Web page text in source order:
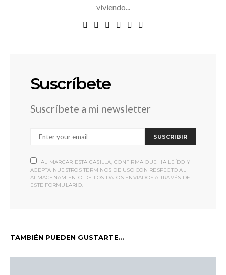
viviendo...
Suscríbete
Suscríbete a mi newsletter
SUSCRIBIR
AL MARCAR ESTA CASILLA, CONFIRMA QUE HA LEÍDO Y
ACEPTA NUESTROS TÉRMINOS DE USO CON RESPECTO AL
ALMACENAMIENTO DE LOS DATOS ENVIADOS A TRAVÉS DE
ESTE FORMULARIO.
TAMBIÉN PUEDEN GUSTARTE...